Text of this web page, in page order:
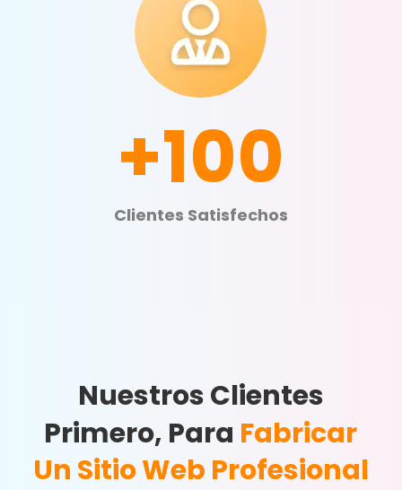
+100
Clientes Satisfechos
Nuestros Clientes
Primero, Para Fabricar
Un Sitio Web Profesional